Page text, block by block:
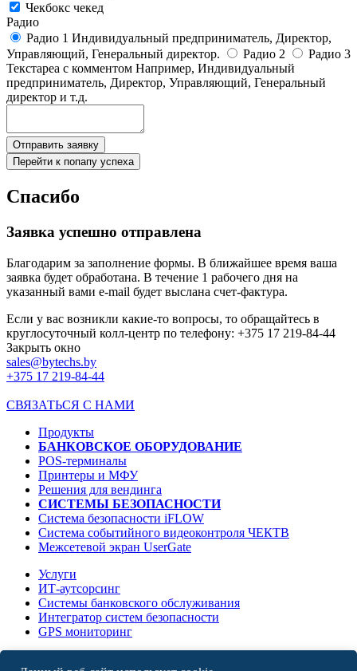
Чекбокс чекед
Радио
Радио 1 Индивидуальный предприниматель, Директор,
Управляющий, Генеральный директор.
Радио 2
Радио 3
Текстареа с комментом Например, Индивидуальный
предприниматель, Директор, Управляющий, Генеральный
директор и т.д.
Отправить заявку
Перейти к попапу успеха
Спасибо
Заявка успешно отправлена
Благодарим за заполнение формы. В ближайшее время ваша
заявка будет обработана. В течение 1 рабочего дня на
указанный вами e-mail будет выслана счет-фактура.
Если у вас возникли какие-то вопросы, то обращайтесь в
круглосуточный колл-центр по телефону: +375 17 219-84-44
Закрыть окно
sales@bytechs.by
+375 17 219-84-44
СВЯЗАТЬСЯ С НАМИ
Продукты
БАНКОВСКОЕ ОБОРУДОВАНИЕ
POS-терминалы
Принтеры и МФУ
Решения для вендинга
СИСТЕМЫ БЕЗОПАСНОСТИ
Система безопасности iFLOW
Система событийного видеоконтроля ЧЕКТВ
Межсетевой экран UserGate
Услуги
ИТ-аутсорсинг
Системы банковского обслуживания
Интегратор систем безопасности
GPS мониторинг